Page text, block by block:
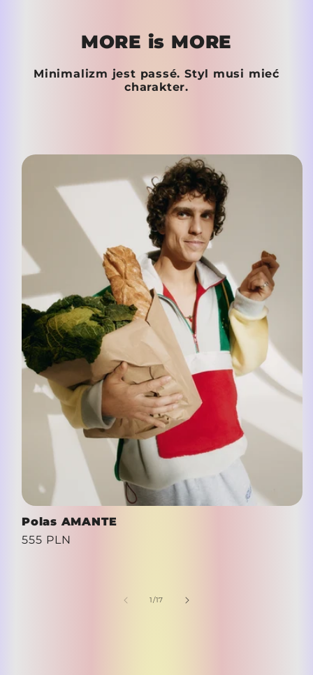
MORE is MORE
Minimalizm jest passé. Styl musi mieć
charakter.
Polas AMANTE
Cena
555 PLN
1/z
17